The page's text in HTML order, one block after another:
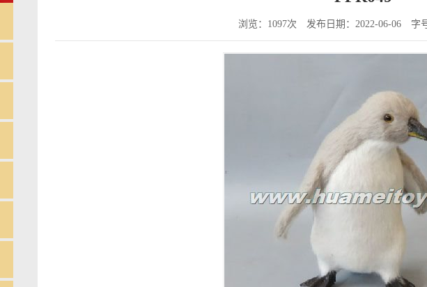
浏览：1097次 发布日期：2022-06-06 字